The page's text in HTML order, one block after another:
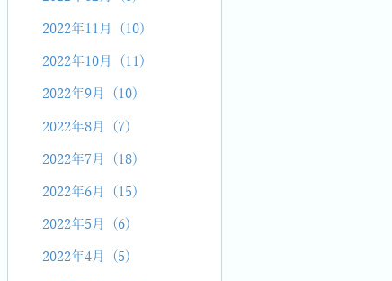
2022年11月 (10)
2022年10月 (11)
2022年9月 (10)
2022年8月 (7)
2022年7月 (18)
2022年6月 (15)
2022年5月 (6)
2022年4月 (5)